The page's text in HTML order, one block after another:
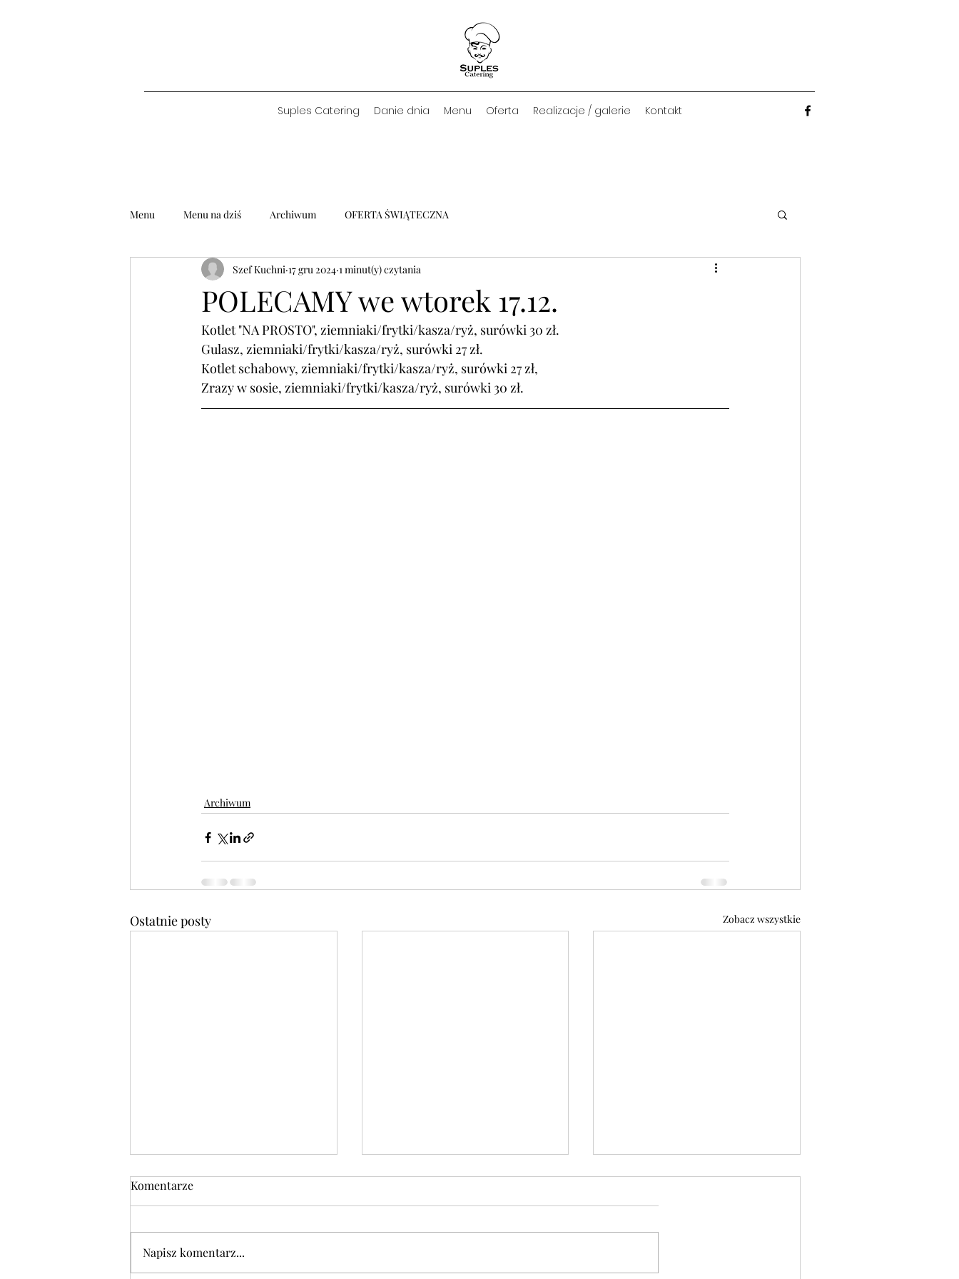
Suples Catering Danie dnia Menu Oferta Realizacje / galerie Kontakt
Menu Menu na dziś Archiwum OFERTA ŚWIĄTECZNA
POLECAMY we wtorek 17.12.
Szef Kuchni 17 gru 2024 1 minut(y) czytania
Kotlet "NA PROSTO", ziemniaki/frytki/kasza/ryż, surówki 30 zł.
Gulasz, ziemniaki/frytki/kasza/ryż, surówki 27 zł.
Kotlet schabowy, ziemniaki/frytki/kasza/ryż, surówki 27 zł,
Zrazy w sosie, ziemniaki/frytki/kasza/ryż, surówki 30 zł.
Archiwum
Ostatnie posty Zobacz wszystkie
Komentarze
Napisz komentarz...